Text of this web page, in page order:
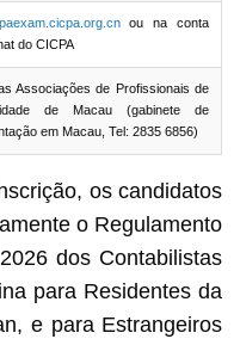
ou na conta
do CICPA
Associações de Profissionais de
de Macau (gabinete de
em Macau, Tel: 2835 6856)
os candidatos
o Regulamento
dos Contabilistas
para Residentes da
e para Estrangeiros